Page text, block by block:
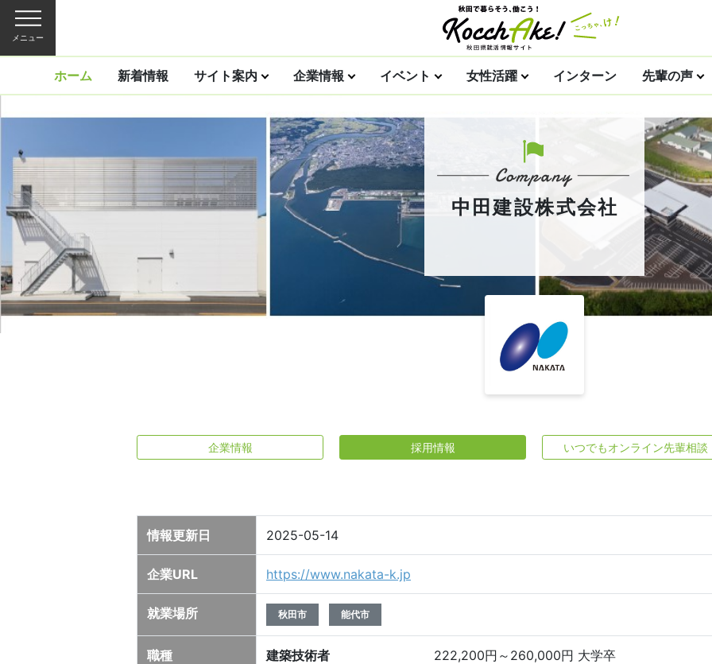
メニュー
ホーム 新着情報 サイト案内 企業情報 イベント 女性活躍 インターン 先輩の声
中田建設株式会社
企業情報 採用情報 いつでもオンライン先輩相談
情報更新日 2025-05-14
企業URL https://www.nakata-k.jp
就業場所 秋田市 能代市
職種 建築技術者
222,200円～260,000円 大学卒